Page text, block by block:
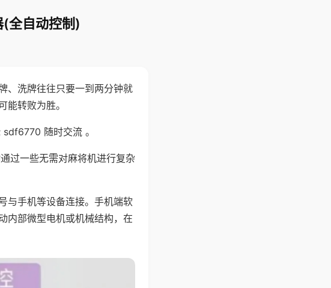
全自动控制)
、洗牌往往只要一到两分钟就
转败为胜。
随时交流 。
过一些无需对麻将机进行复杂
与手机等设备连接。手机端软
内部微型电机或机械结构，在